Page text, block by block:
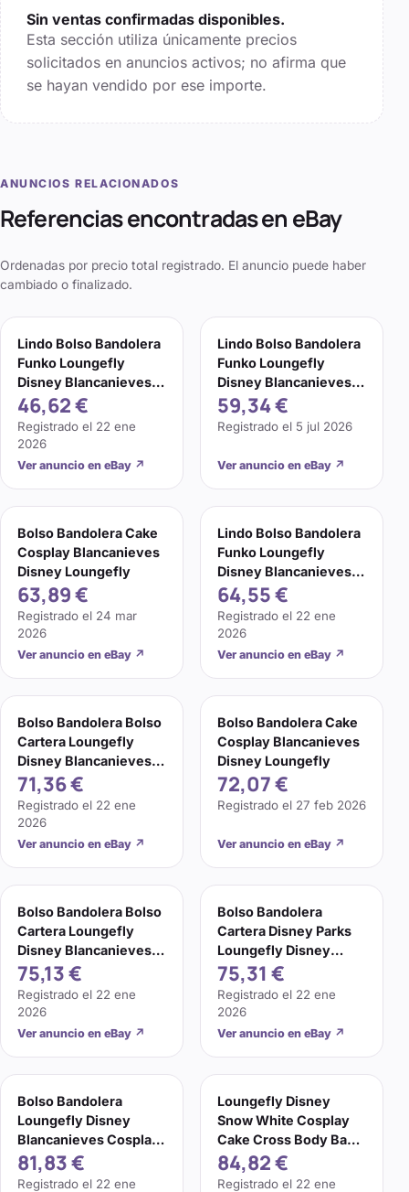
Sin ventas confirmadas disponibles.
Esta sección utiliza únicamente precios
solicitados en anuncios activos; no afirma que
se hayan vendido por ese importe.
ANUNCIOS RELACIONADOS
Referencias encontradas en eBay
Ordenadas por precio total registrado. El anuncio puede haber
cambiado o finalizado.
Lindo Bolso Bandolera
Funko Loungefly
Disney Blancanieves
Rebanada de Pastel
Juegos con disfraces
46,62 €
Registrado el 22 ene
2026
Ver anuncio en eBay ↗
Lindo Bolso Bandolera
Funko Loungefly
Disney Blancanieves
Rebanada de Pastel
Juegos con disfraces
59,34 €
Registrado el 5 jul 2026
Ver anuncio en eBay ↗
Bolso Bandolera Cake
Cosplay Blancanieves
Disney Loungefly
63,89 €
Registrado el 24 mar
2026
Ver anuncio en eBay ↗
Lindo Bolso Bandolera
Funko Loungefly
Disney Blancanieves
Rebanada de Pastel
Juegos con disfraces
64,55 €
Registrado el 22 ene
2026
Ver anuncio en eBay ↗
Bolso Bandolera Bolso
Cartera Loungefly
Disney Blancanieves
Cosplay Pastel
71,36 €
Registrado el 22 ene
2026
Ver anuncio en eBay ↗
Bolso Bandolera Cake
Cosplay Blancanieves
Disney Loungefly
72,07 €
Registrado el 27 feb 2026
Ver anuncio en eBay ↗
Bolso Bandolera Bolso
Cartera Loungefly
Disney Blancanieves
Cosplay Pastel
75,13 €
Registrado el 22 ene
2026
Ver anuncio en eBay ↗
Bolso Bandolera
Cartera Disney Parks
Loungefly Disney
Blancanieves Pastel
Juegos con disfraces
Nuevo con Etiquetas
75,31 €
Registrado el 22 ene
2026
Ver anuncio en eBay ↗
Bolso Bandolera
Loungefly Disney
Blancanieves Cosplay
Pastel
81,83 €
Registrado el 22 ene
Loungefly Disney
Snow White Cosplay
Cake Cross Body Bag
Purse NWT
84,82 €
Registrado el 22 ene